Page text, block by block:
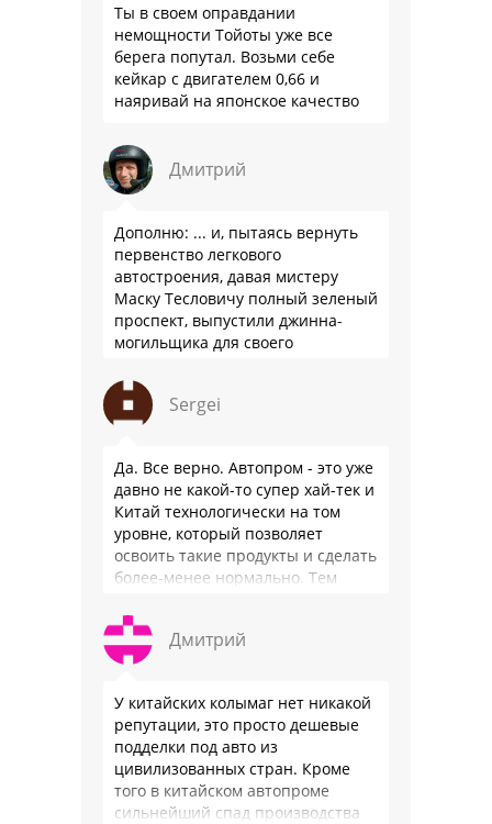
Ты в своем оправдании
немощности Тойоты уже все
берега попутал. Возьми себе
кейкар с двигателем 0,66 и
наяривай на японское качество
Дмитрий
Дополню: ... и, пытаясь вернуть
первенство легкового
автостроения, давая мистеру
Маску Тесловичу полный зеленый
проспект, выпустили джинна-
могильщика для своего
Sergei
Да. Все верно. Автопром - это уже
давно не какой-то супер хай-тек и
Китай технологически на том
уровне, который позволяет
освоить такие продукты и сделать
более-менее нормально. Тем
Дмитрий
У китайских колымаг нет никакой
репутации, это просто дешевые
подделки под авто из
цивилизованных стран. Кроме
того в китайском автопроме
сильнейший спад производства